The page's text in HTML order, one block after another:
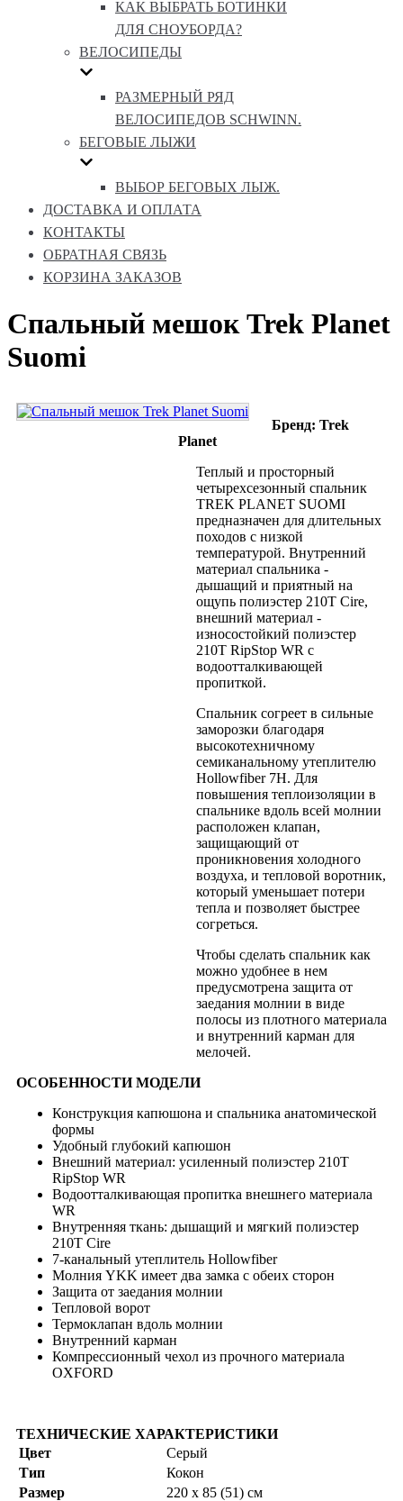
КАК ВЫБРАТЬ БОТИНКИ
ДЛЯ СНОУБОРДА?
ВЕЛОСИПЕДЫ
РАЗМЕРНЫЙ РЯД
ВЕЛОСИПЕДОВ SCHWINN.
БЕГОВЫЕ ЛЫЖИ
ВЫБОР БЕГОВЫХ ЛЫЖ.
ДОСТАВКА И ОПЛАТА
КОНТАКТЫ
ОБРАТНАЯ СВЯЗЬ
КОРЗИНА ЗАКАЗОВ
Спальный мешок Trek Planet
Suomi
Бренд: Trek
Planet
Теплый и просторный
четырехсезонный спальник
TREK PLANET SUOMI
предназначен для длительных
походов с низкой
температурой. Внутренний
материал спальника -
дышащий и приятный на
ощупь полиэстер 210Т Cire,
внешний материал -
износостойкий полиэстер
210T RipStop WR с
водоотталкивающей
пропиткой.
Спальник согреет в сильные
заморозки благодаря
высокотехничному
семиканальному утеплителю
Hollowfiber 7H. Для
повышения теплоизоляции в
спальнике вдоль всей молнии
расположен клапан,
защищающий от
проникновения холодного
воздуха, и тепловой воротник,
который уменьшает потери
тепла и позволяет быстрее
согреться.
Чтобы сделать спальник как
можно удобнее в нем
предусмотрена защита от
заедания молнии в виде
полосы из плотного материала
и внутренний карман для
мелочей.
ОСОБЕННОСТИ МОДЕЛИ
Конструкция капюшона и спальника анатомической
формы
Удобный глубокий капюшон
Внешний материал: усиленный полиэстер 210T
RipStop WR
Водоотталкивающая пропитка внешнего материала
WR
Внутренняя ткань: дышащий и мягкий полиэстер
210T Cire
7-канальный утеплитель Hollowfiber
Молния YKK имеет два замка с обеих сторон
Защита от заедания молнии
Тепловой ворот
Термоклапан вдоль молнии
Внутренний карман
Компрессионный чехол из прочного материала
OXFORD
ТЕХНИЧЕСКИЕ ХАРАКТЕРИСТИКИ
Цвет
Серый
Тип
Кокон
Размер
220 x 85 (51) см